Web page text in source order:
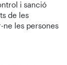
i sanció
de les
les persones